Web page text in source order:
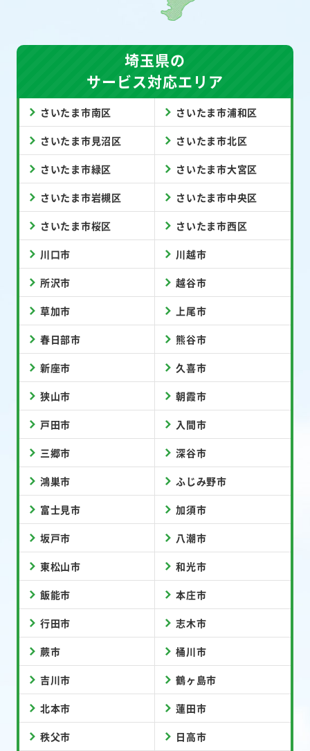
埼玉県の
サービス対応エリア
さいたま市南区 さいたま市浦和区
さいたま市見沼区 さいたま市北区
さいたま市緑区 さいたま市大宮区
さいたま市岩槻区 さいたま市中央区
さいたま市桜区 さいたま市西区
川口市 川越市
所沢市 越谷市
草加市 上尾市
春日部市 熊谷市
新座市 久喜市
狭山市 朝霞市
戸田市 入間市
三郷市 深谷市
鴻巣市 ふじみ野市
富士見市 加須市
坂戸市 八潮市
東松山市 和光市
飯能市 本庄市
行田市 志木市
蕨市 桶川市
吉川市 鶴ヶ島市
北本市 蓮田市
秩父市 日高市